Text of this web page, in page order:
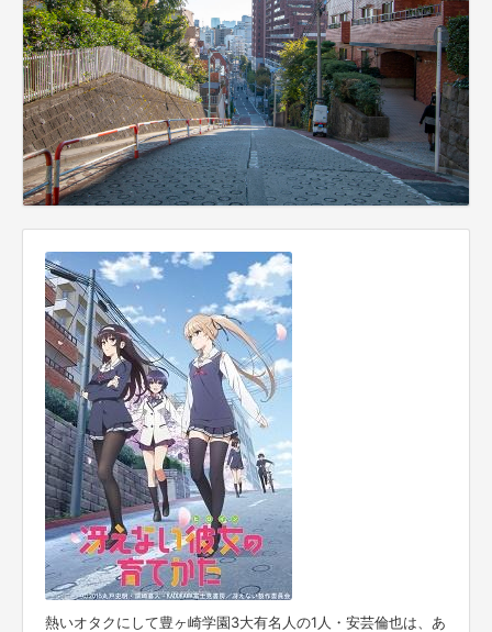
熱いオタクにして豊ヶ崎学園3大有名人の1人・安芸倫也は、あ